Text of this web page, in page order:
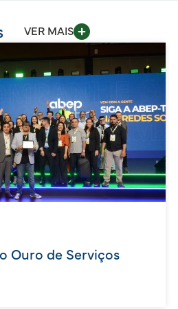
VER MAIS
Ouro de Serviços